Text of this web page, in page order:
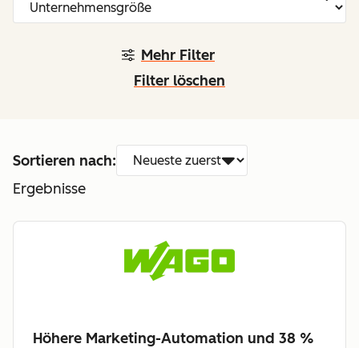
Mehr Filter
Filter löschen
Sortieren nach:
Ergebnisse
Höhere Marketing-Automation und 38 %